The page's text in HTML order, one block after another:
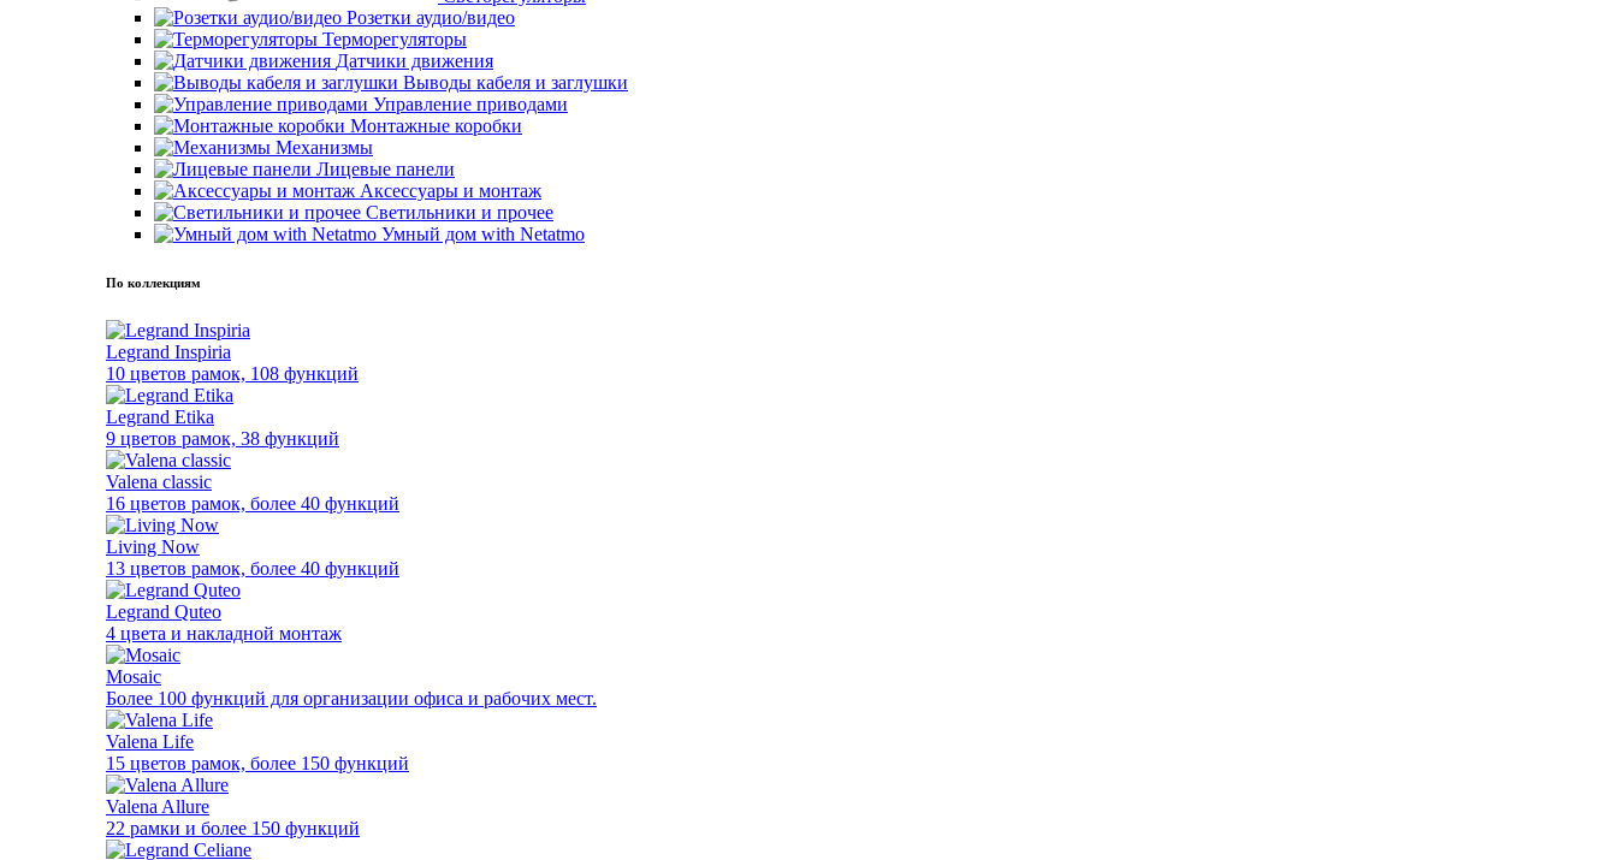
Розетки аудио/видео
Терморегуляторы
Датчики движения
Выводы кабеля и заглушки
Управление приводами
Монтажные коробки
Механизмы
Лицевые панели
Аксессуары и монтаж
Светильники и прочее
Умный дом with Netatmo
По коллекциям
Legrand Inspiria
10 цветов рамок, 108 функций
Legrand Etika
9 цветов рамок, 38 функций
Valena classic
16 цветов рамок, более 40 функций
Living Now
13 цветов рамок, более 40 функций
Legrand Quteo
4 цвета и накладной монтаж
Mosaic
Более 100 функций для организации офиса и рабочих мест.
Valena Life
15 цветов рамок, более 150 функций
Valena Allure
22 рамки и более 150 функций